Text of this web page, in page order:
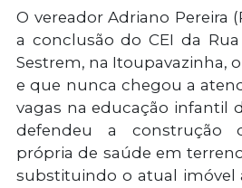
O vereador Adriano Pereira
a conclusão do CEI da
Sestrem, na Itoupavazinha,
e que nunca chegou a
vagas na educação infantil
defendeu a construção
própria de saúde em
substituindo o atual imóvel